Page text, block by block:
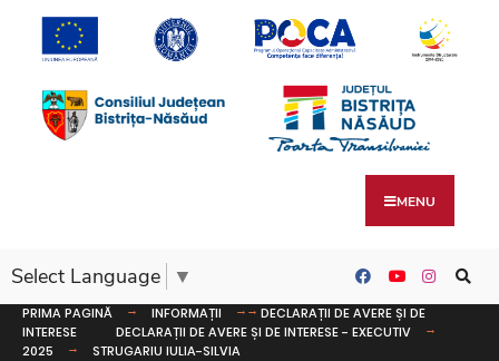
MENU
Select Language ▼
PRIMA PAGINĂ INFORMAȚII
DECLARAȚII DE AVERE ȘI DE
INTERESE
DECLARAȚII DE AVERE ȘI DE INTERESE - EXECUTIV
2025
STRUGARIU IULIA-SILVIA